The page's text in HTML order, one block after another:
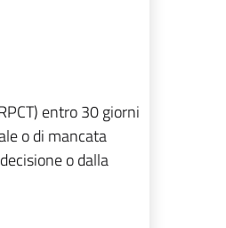
entro 30 giorni
o di mancata
o dalla